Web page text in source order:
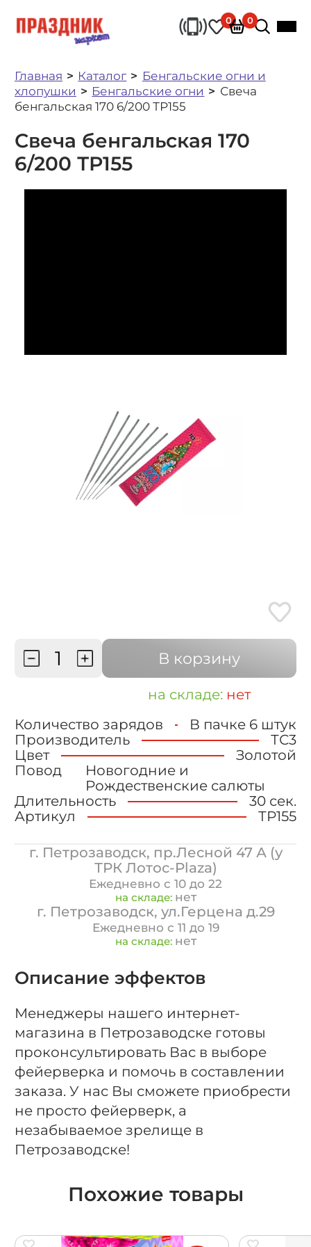
0 0
Главная Каталог
Бенгальские огни и
хлопушки
Бенгальские огни
Свеча
бенгальская 170 6/200 ТР155
Свеча бенгальская 170
6/200 ТР155
В корзину
на складе: нет
Количество зарядов
В пачке 6 штук
Производитель
ТС3
Цвет
Золотой
Повод
Новогодние и
Рождественские салюты
Длительность
30 сек.
Артикул
ТР155
г. Петрозаводск, пр.Лесной 47 А (у
ТРК Лотос-Plaza)
Ежедневно с 10 до 22
на складе: нет
г. Петрозаводск, ул.Герцена д.29
Ежедневно с 11 до 19
на складе: нет
Описание эффектов
Менеджеры нашего интернет-
магазина в Петрозаводске готовы
проконсультировать Вас в выборе
фейерверка и помочь в составлении
заказа. У нас Вы сможете приобрести
не просто фейерверк, а
незабываемое зрелище в
Петрозаводске!
Похожие товары